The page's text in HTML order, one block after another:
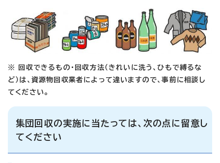
※ 回収できるもの・回収方法（きれいに洗う、ひもで縛るな
ど）は、資源物回収業者によって違いますので、事前に相談し
てください。
集団回収の実施に当たっては、次の点に留意し
てください